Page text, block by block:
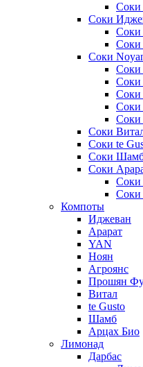
Соки
Соки
Соки
Соки
Соки
Соки
Соки
Соки
Соки
Соки
Соки
Соки te
Соки
Соки
Соки
Соки
Компоты
Иджеван
Арарат
YAN
Ноян
Агроянс
Прошян
Витал
te Gusto
Шамб
Арцах Био
Лимонад
Дарбас